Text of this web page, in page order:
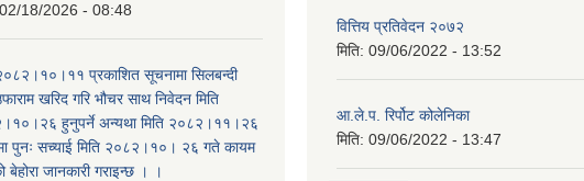
02/18/2026 - 08:48
प्रकाशित सूचनामा सिलबन्दी
खरिद गरि भौचर साथ निवेदन मिति
हुनुपर्ने अन्यथा मिति २०८२।११।२६
पुनः सच्याई मिति २०८२।१०। २६ गते कायम
बेहोरा जानकारी गराइन्छ । ।
वित्तिय प्रतिवेदन २०७२
मिति: 09/06/2022 - 13:52
आ.ले.प. रिर्पोट कोलेनिका
मिति: 09/06/2022 - 13:47